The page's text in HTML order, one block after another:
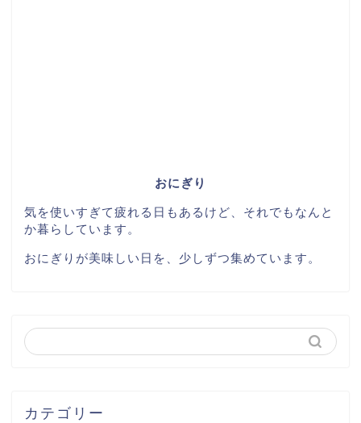
おにぎり
気を使いすぎて疲れる日もあるけど、それでもなんと
か暮らしています。
おにぎりが美味しい日を、少しずつ集めています。
カテゴリー